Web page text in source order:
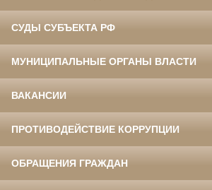
СУДЫ СУБЪЕКТА РФ
МУНИЦИПАЛЬНЫЕ ОРГАНЫ ВЛАСТИ
ВАКАНСИИ
ПРОТИВОДЕЙСТВИЕ КОРРУПЦИИ
ОБРАЩЕНИЯ ГРАЖДАН